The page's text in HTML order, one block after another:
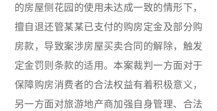
的房屋侧花园的使用未达成一致的情形下，
擅自退还管某某已支付的购房定金及部分购
房款，导致案涉房屋买卖合同的解除，触发
定金罚则条款的适用。本案裁判一方面对于
保障购房消费者的合法权益有着积极意义，
另一方面对旅游地产商加强自身管理、合法